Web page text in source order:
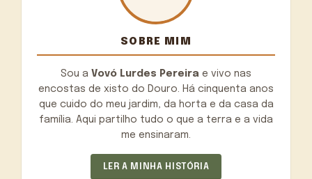
SOBRE MIM
Sou a Vovó Lurdes Pereira e vivo nas
encostas de xisto do Douro. Há cinquenta anos
que cuido do meu jardim, da horta e da casa da
família. Aqui partilho tudo o que a terra e a vida
me ensinaram.
LER A MINHA HISTÓRIA